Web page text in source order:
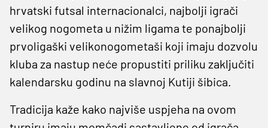
hrvatski futsal internacionalci, najbolji igrači
velikog nogometa u nižim ligama te ponajbolji
prvoligaški velikonogometaši koji imaju dozvolu
kluba za nastup neće propustiti priliku zaključiti
kalendarsku godinu na slavnoj Kutiji šibica.
Tradicija kaže kako najviše uspjeha na ovom